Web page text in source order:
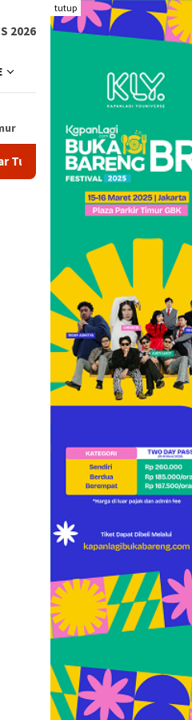
tutup
2026
Diterjang Angin Kencang